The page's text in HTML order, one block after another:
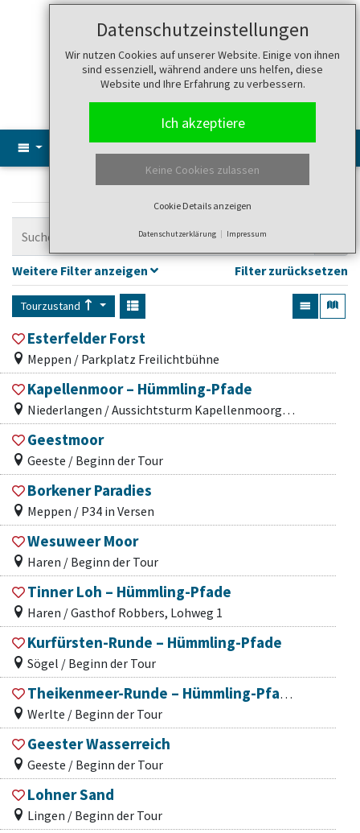
Datenschutzeinstellungen
Wir nutzen Cookies auf unserer Website. Einige von ihnen
sind essenziell, während andere uns helfen, diese
Website und Ihre Erfahrung zu verbessern.
Ich akzeptiere
Keine Cookies zulassen
Cookie Details anzeigen
Datenschutzerklärung Impressum
SucheMenü
Tourentipps: Wandern
Weitere Filter anzeigen Filter zurücksetzen
Tourzustand
Esterfelder Forst
Meppen / Parkplatz Freilichtbühne
Kapellenmoor – Hümmling-Pfade
Niederlangen / Aussichtsturm Kapellenmoorgraben, Bergelstraße
Geestmoor
Geeste / Beginn der Tour
Borkener Paradies
Meppen / P34 in Versen
Wesuweer Moor
Haren / Beginn der Tour
Tinner Loh – Hümmling-Pfade
Haren / Gasthof Robbers, Lohweg 1
Kurfürsten-Runde – Hümmling-Pfade
Sögel / Beginn der Tour
Theikenmeer-Runde – Hümmling-Pfade
Werlte / Beginn der Tour
Geester Wasserreich
Geeste / Beginn der Tour
Lohner Sand
Lingen / Beginn der Tour